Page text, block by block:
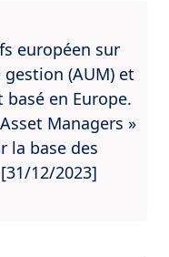
européen sur
(AUM) et
en Europe.
Managers »
la base des
12/2023]